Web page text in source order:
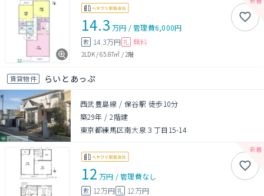
14.3 万円 /管理費6,000円
敷 14.3万円 礼 無料
2LDK/65.87㎡ /2階
賃貸物件 らいとあっぷ
西武豊島線 / 保谷駅 徒歩10分
築29年 /2階建
東京都練馬区南大泉３丁目15-14
12 万円 /管理費なし
敷 12万円 礼 12万円